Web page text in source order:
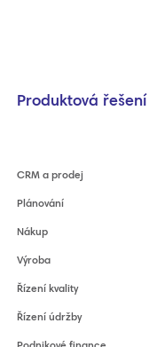
Produktová řešení
CRM a prodej
Plánování
Nákup
Výroba
Řízení kvality
Řízení údržby